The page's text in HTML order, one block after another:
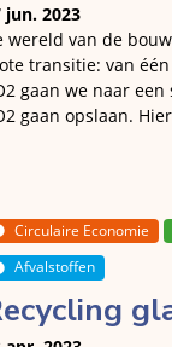
jun. 2023
wereld van de
transitie: van
gaan we naar
gaan opslaan.
Circulaire Economie
Afvalstoffen